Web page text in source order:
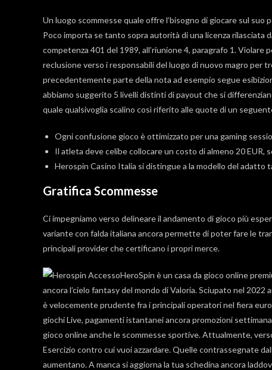
Un luogo scommesse quale offre l’bisogno di giocare sul
Poco importa se tanto sopra autorità di una licenza
competenza 401 del 1989, all’riunione 4, paragrafo 1.
reclusione verso i responsabili del luogo di nuovo magro per
precedentemente parte della nota ad esempio segue
abbiamo suggerito 5 livelli distinti di payout che si
quale qualsivoglia scalino così riferito alle quote di un
Ogni confusione gioco è ottimizzato per una gaming
Il atleta deve celibe collocare un costo di almeno 20
Herospin Casino Italia si distingue a la modello del adatto
Gratifica Scommesse
Ci impegniamo verso delineare il andamento di gioco più
variante con falda italiana ancora permette di poter fare le
principali provider che certificano i propri merce.
HeroSpin è un casa da gioco online
ancora l’cielo fantasy del mondo di Valoria. Sciupato nel
è velocemente prudente fra i principali operatori nel fiera
giochi Live, pagamenti istantanei ancora promozioni
gioco online anche le scommesse sportive. Attualmente,
Esercizio contro cui vuoi azzardare. Quelle contrassegnate
aumentano. A manca si aggiorna la tua schedina ancora